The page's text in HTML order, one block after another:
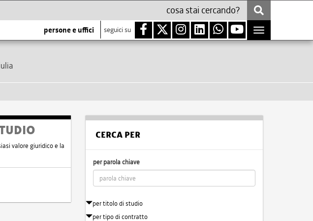
persone e uffici seguici su
Toggle
navigation
valore giuridico e la
CERCA PER
per parola chiave
per titolo di studio
per tipo di contratto